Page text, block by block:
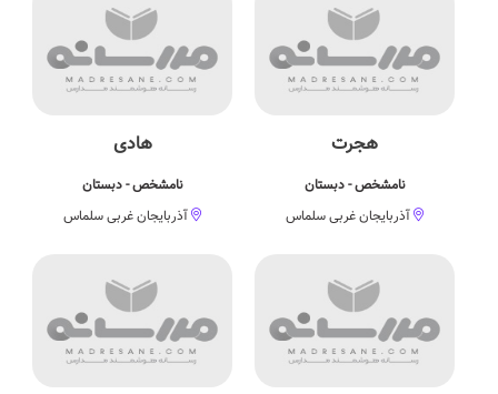
هجرت
نامشخص - دبستان
آذربایجان غربی سلماس
هادی
نامشخص - دبستان
آذربایجان غربی سلماس